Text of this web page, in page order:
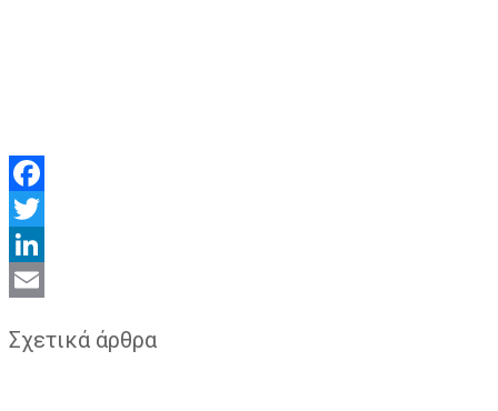
Facebook
Twitter
LinkedIn
Σχετικά άρθρα